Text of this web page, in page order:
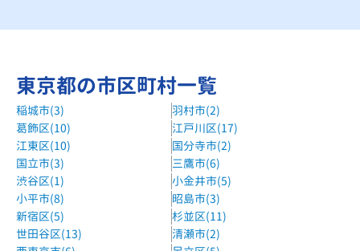
個別指導WAM雑色校
京浜急行電鉄本線 雑色駅 徒歩5分
森塾糀谷校
京急本線 糀谷駅 徒歩1分
個別指導WAM雪が谷大塚駅前校
東急池上線 雪が谷大塚駅 徒歩３分
東京都の市区町村一覧
稲城市(3)
羽村市(2)
葛飾区(10)
江戸川区(17)
江東区(10)
国分寺市(2)
国立市(3)
三鷹市(6)
渋谷区(1)
小金井市(5)
小平市(8)
昭島市(3)
新宿区(5)
杉並区(11)
世田谷区(13)
清瀬市(2)